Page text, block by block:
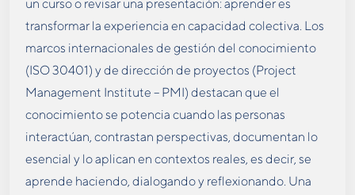
un curso o revisar una presentación: aprender es
transformar la experiencia en capacidad colectiva. Los
marcos internacionales de gestión del conocimiento
(ISO 30401) y de dirección de proyectos (Project
Management Institute – PMI) destacan que el
conocimiento se potencia cuando las personas
interactúan, contrastan perspectivas, documentan lo
esencial y lo aplican en contextos reales, es decir, se
aprende haciendo, dialogando y reflexionando. Una